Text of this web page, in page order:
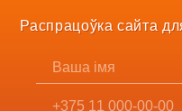
Распрацоўка сайта